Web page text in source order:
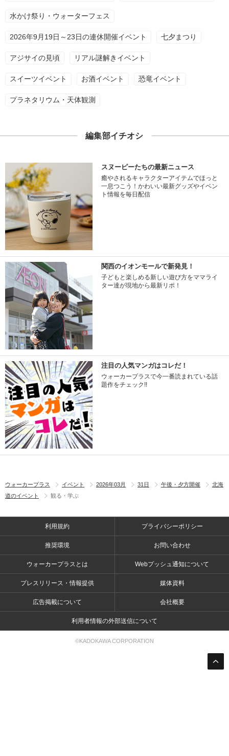
水かけ祭り・ウォーターフェス
2026年9月19日～23日の連休開催イベント 七夕まつり
アジサイの見頃 リアル謎解きイベント
スイーツイベント お酒イベント 恐竜イベント
プラネタリウム・天体観測
編集部イチオシ
スヌーピーたちの最新ニュース
癒やされるキャラクターアイテムでほっと
一息つこう！かわいい最新グッズやイベン
ト情報を毎日配信
関西のイオンモールで新発見！
子どもと楽しめる新しい遊び方をママライ
ター達が現地から最新リポ！
注目の人気マンガはコレだ！
ウォーカープラスで今一番読まれている話
題作をチェック!!
ウォーカープラス イベント 2026年03月 31日 午後・夕方開催
北海
道のイベント
観る・学ぶ
利用規約 プライバシーポリシー
推奨環境 お問い合わせ
ウォーカープラスとは Webプッシュ通知について
プレスリリース・情報提供 媒体資料
広告掲載について 会社概要
利用者情報の外部送信について
©KADOKAWA CORPORATION